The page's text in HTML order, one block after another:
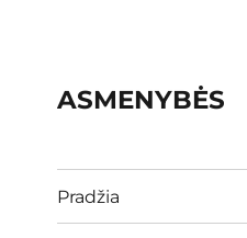
ASMENYBĖS
Pradžia